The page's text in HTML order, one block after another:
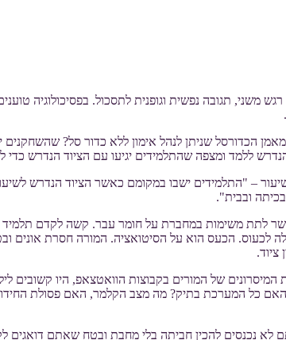
תגובה נפשית וגופנית לתסכול. בפסיכולוגיה
הכדורסל שניתן לנהל אימון ללא כדור סל? שהשחקנים
ללמד ומצפה שהתלמידים יגיעו עם הציוד הנדרש כדי
– "התלמידים ישבו במקומם כאשר הציוד הנדרש
ובבית".
לתת משימות במחברת על חומר עבר. קשה לקדם תלמיד
הכעס הוא על הסיטואציה. המורה חסרת אונים
של המורים בקבוצות הוואטצאפ, היו קשובים
כל המערכת בתיק? מה מצב הקלמר, האם פסולת
נכנסים להכין חביתה בלי מחבת ובטח שאתם דואגים